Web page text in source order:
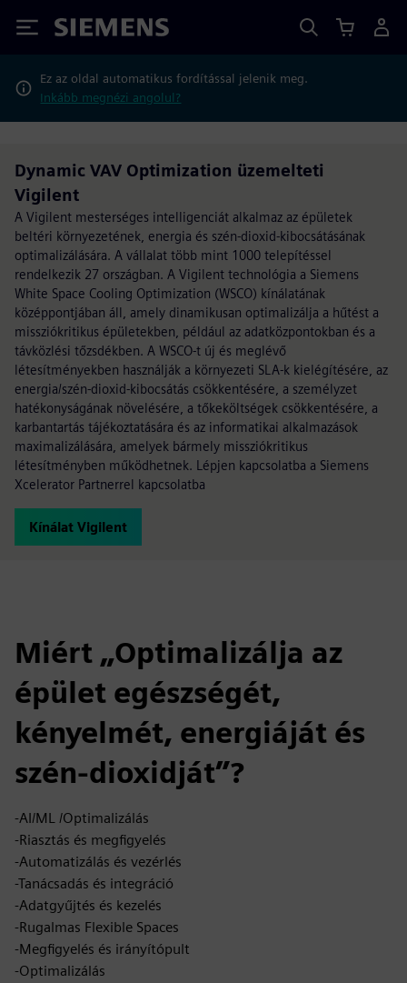
Siemens
Ez az oldal automatikus fordítással jelenik meg.
Inkább megnézi angolul?
Dynamic VAV Optimization üzemelteti
Vigilent
A Vigilent mesterséges intelligenciát alkalmaz az épületek
beltéri környezetének, energia és szén-dioxid-kibocsátásának
optimalizálására. A vállalat több mint 1000 telepítéssel
rendelkezik 27 országban. A Vigilent technológia a Siemens
White Space Cooling Optimization (WSCO) kínálatának
középpontjában áll, amely dinamikusan optimalizálja a hűtést a
missziókritikus épületekben, például az adatközpontokban és a
távközlési tőzsdékben. A WSCO-t új és meglévő
létesítményekben használják a környezeti SLA-k kielégítésére, az
energia/szén-dioxid-kibocsátás csökkentésére, a személyzet
hatékonyságának növelésére, a tőkeköltségek csökkentésére, a
karbantartás tájékoztatására és az informatikai alkalmazások
maximalizálására, amelyek bármely missziókritikus
létesítményben működhetnek. Lépjen kapcsolatba a Siemens
Xcelerator Partnerrel kapcsolatba
Kínálat Vigilent
Miért „Optimalizálja az
épület egészségét,
kényelmét, energiáját és
szén-dioxidját”?
-AI/ML /Optimalizálás
-Riasztás és megfigyelés
-Automatizálás és vezérlés
-Tanácsadás és integráció
-Adatgyűjtés és kezelés
-Rugalmas Flexible Spaces
-Megfigyelés és irányítópult
-Optimalizálás